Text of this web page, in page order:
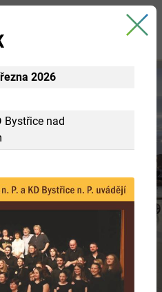
A POZNÁNÍ
řemesla ve starobylých
do panského bydlení?
2026
Bystřice nad